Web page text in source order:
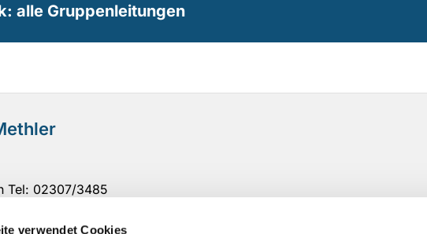
verwendet Cookies
alle Gruppenleitungen
Tel: 02307/3485